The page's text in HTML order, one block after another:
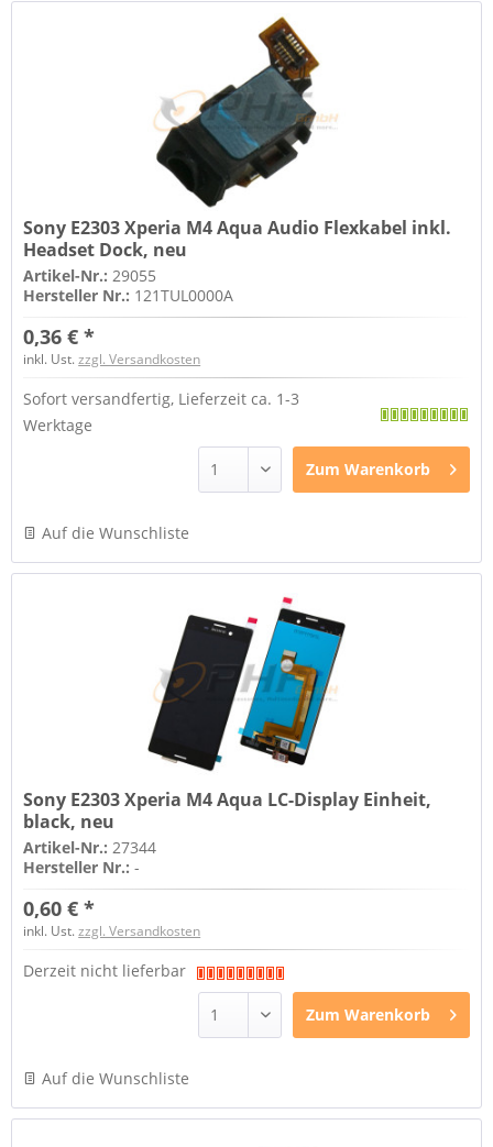
Sony E2303 Xperia M4 Aqua Audio Flexkabel inkl.
Headset Dock, neu
Artikel-Nr.:29055
Hersteller Nr.: 121TUL0000A
0,36 € *
inkl. Ust.zzgl. Versandkosten
Sofort versandfertig, Lieferzeit ca. 1-3
Werktage
Zum Warenkorb
Auf die Wunschliste
Sony E2303 Xperia M4 Aqua LC-Display Einheit,
black, neu
Artikel-Nr.:27344
Hersteller Nr.:-
0,60 € *
inkl. Ust.zzgl. Versandkosten
Derzeit nicht lieferbar
Zum Warenkorb
Auf die Wunschliste